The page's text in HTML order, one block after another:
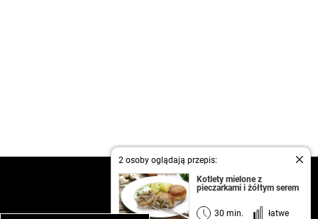
2 osoby oglądają przepis:
Kotlety mielone z
pieczarkami i żółtym serem
30 min. łatwe
kontakt
regulamin
informacja o prywatności